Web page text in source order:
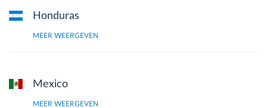
Honduras
MEER WEERGEVEN
Mexico
MEER WEERGEVEN